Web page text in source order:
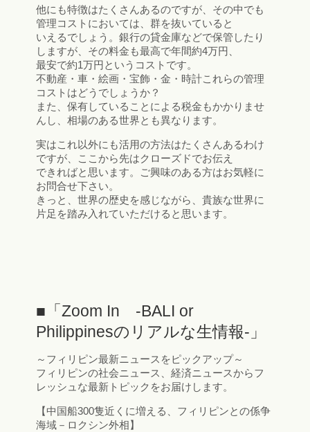
他にも特徴はたくさんあるのですが、その中でも
管理コストにおいては、群を抜いていると
いえるでしょう。銀行の貸金庫などで保管したり
しますが、その料金も最高で年間約4万円、
最安で約1万円というコストです。
不動産・車・絵画・宝飾・金・時計これらの管理
コストはどうでしょうか？
また、保有していることによる税金もかかりませ
んし、相場のある世界とも異なります。
実はこれ以外にも活用の方法はたくさんあるわけ
ですが、ここから先はクローズドでお伝え
できればと思います。ご興味のある方はお気軽に
お問合せ下さい。
きっと、世界の歴史を感じながら、貴族な世界に
片足を踏み入れていただけると思います。
■「Zoom In -BALI or
Philippinesのリアルな生情報-」
～フィリピン最新ニュースをピックアップ～
フィリピンの社会ニュース、経済ニュースからフ
レッシュな最新トピックをお届けします。
【中国船300隻近くに増える、フィリピンとの係争
海域－ロクシン外相】